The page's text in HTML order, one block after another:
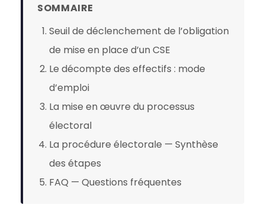
SOMMAIRE
Seuil de déclenchement de l’obligation
de mise en place d’un CSE
Le décompte des effectifs : mode
d’emploi
La mise en œuvre du processus
électoral
La procédure électorale — Synthèse
des étapes
FAQ — Questions fréquentes